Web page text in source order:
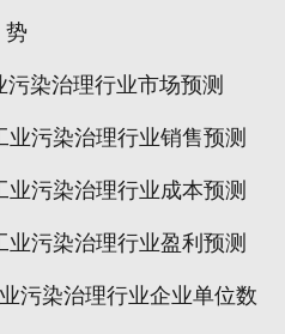
势
污染治理行业市场预测
业污染治理行业销售预测
业污染治理行业成本预测
业污染治理行业盈利预测
污染治理行业企业单位数